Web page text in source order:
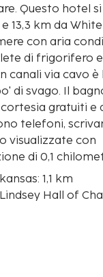
km
13,3 km da
con aria
di frigorifero e
canali via cavo
di svago. Il
gratuiti e
telefoni,
visualizzate con
di 0,1
1,1 km
Hall of